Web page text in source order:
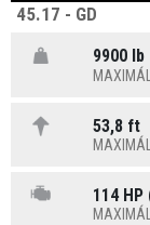
45.17 - GD
9900 lb
53,8 ft
114 HP